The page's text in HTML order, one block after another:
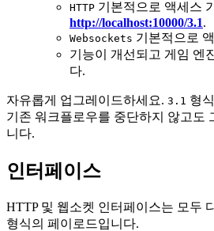
HTTP 기본적으로 액세스
http://localhost:10000/3.1.
Websockets 기본적으로
기능이 개선되고 게임 엔
다.
자유롭게 업그레이드하세요. 3.1 형
기존 워크플로우를 중단하지 않고도
니다.
인터페이스
HTTP 및 웹소켓 인터페이스는 모두
형식의 페이로드입니다.